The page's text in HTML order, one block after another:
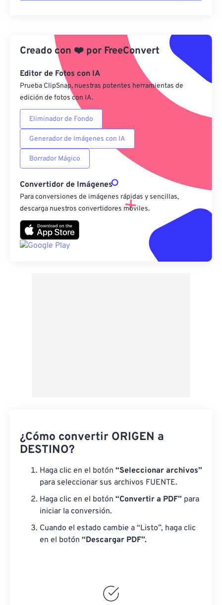
Aplicar desde el ajuste preestablecido
Guardar como preestablecido
Creado con ❤️ por FreeConvert
Editor de Fotos con IA
Prueba ClipSnap, nuestras potentes herramientas de
edición de fotos con IA.
Eliminador de Fondo
Generador de Imágenes con IA
Borrador Mágico
Convertidor de Imágenes
Para conversiones de imágenes rápidas y sencillas,
descarga nuestros convertidores móviles.
¿Cómo convertir ORIGEN a
DESTINO?
Haga clic en el botón “Seleccionar archivos”
para seleccionar sus archivos FUENTE.
Haga clic en el botón “Convertir a PDF” para
iniciar la conversión.
Cuando el estado cambie a “Listo”, haga clic
en el botón “Descargar PDF”.